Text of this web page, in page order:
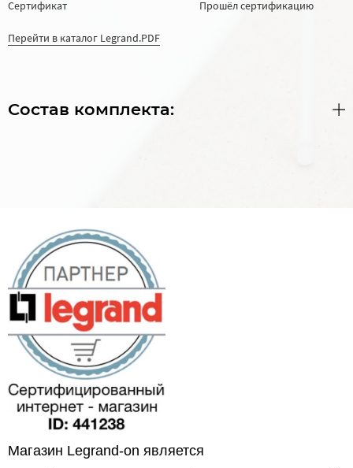
Сертификат Прошёл сертификацию
Перейти в каталог Legrand.PDF
Состав комплекта:
Магазин Legrand-on является